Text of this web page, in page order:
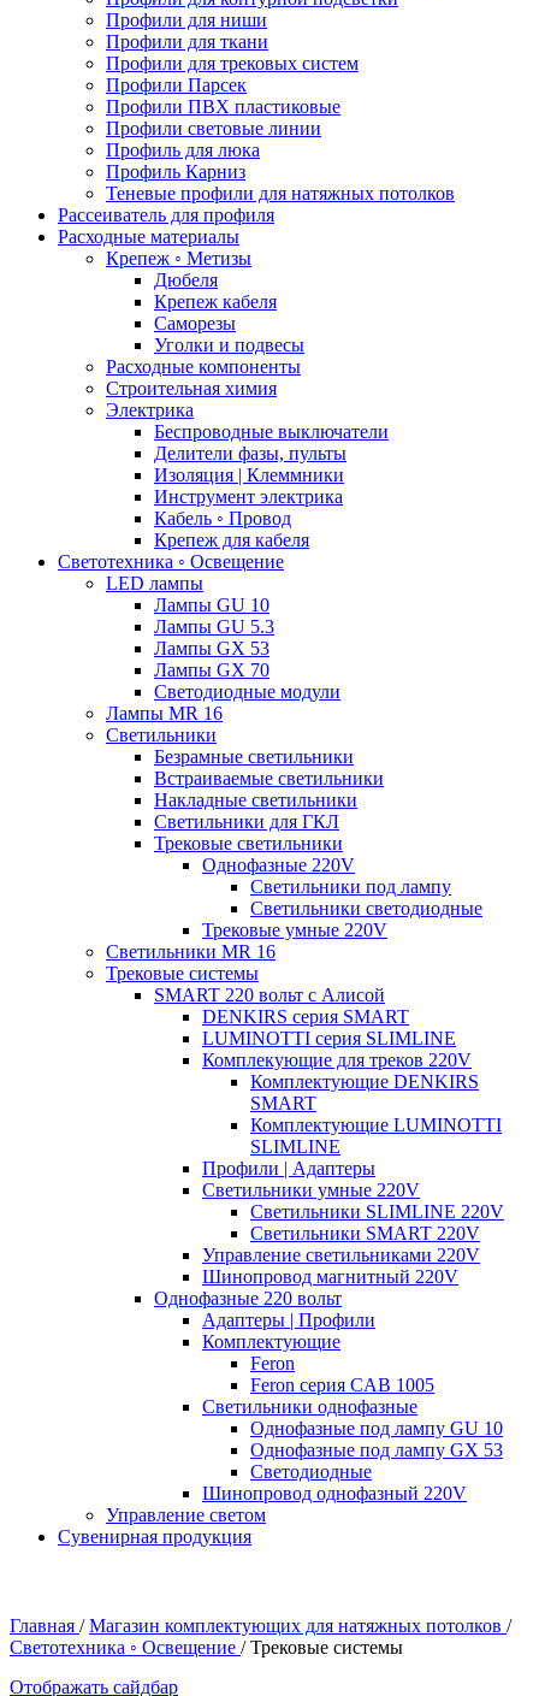
Профили для ниши
Профили для ткани
Профили для трековых систем
Профили Парсек
Профили ПВХ пластиковые
Профили световые линии
Профиль для люка
Профиль Карниз
Теневые профили для натяжных потолков
Рассеиватель для профиля
Расходные материалы
Крепеж ◦ Метизы
Дюбеля
Крепеж кабеля
Саморезы
Уголки и подвесы
Расходные компоненты
Строительная химия
Электрика
Беспроводные выключатели
Делители фазы, пульты
Изоляция | Клеммники
Инструмент электрика
Кабель ◦ Провод
Крепеж для кабеля
Светотехника ◦ Освещение
LED лампы
Лампы GU 10
Лампы GU 5.3
Лампы GX 53
Лампы GX 70
Светодиодные модули
Лампы MR 16
Светильники
Безрамные светильники
Встраиваемые светильники
Накладные светильники
Светильники для ГКЛ
Трековые светильники
Однофазные 220V
Светильники под лампу
Светильники светодиодные
Трековые умные 220V
Светильники MR 16
Трековые системы
SMART 220 вольт c Алисой
DENKIRS серия SMART
LUMINOTTI серия SLIMLINE
Комплекующие для треков 220V
Комплектующие DENKIRS
SMART
Комплектующие LUMINOTTI
SLIMLINE
Профили | Адаптеры
Светильники умные 220V
Светильники SLIMLINE 220V
Светильники SMART 220V
Управление светильниками 220V
Шинопровод магнитный 220V
Однофазные 220 вольт
Адаптеры | Профили
Комплектующие
Feron
Feron серия CAB 1005
Светильники однофазные
Однофазные под лампу GU 10
Однофазные под лампу GX 53
Светодиодные
Шинопровод однофазный 220V
Управление светом
Сувенирная продукция
Главная / Магазин комплектующих для натяжных потолков /
Светотехника ◦ Освещение / Трековые системы
Отображать сайдбар